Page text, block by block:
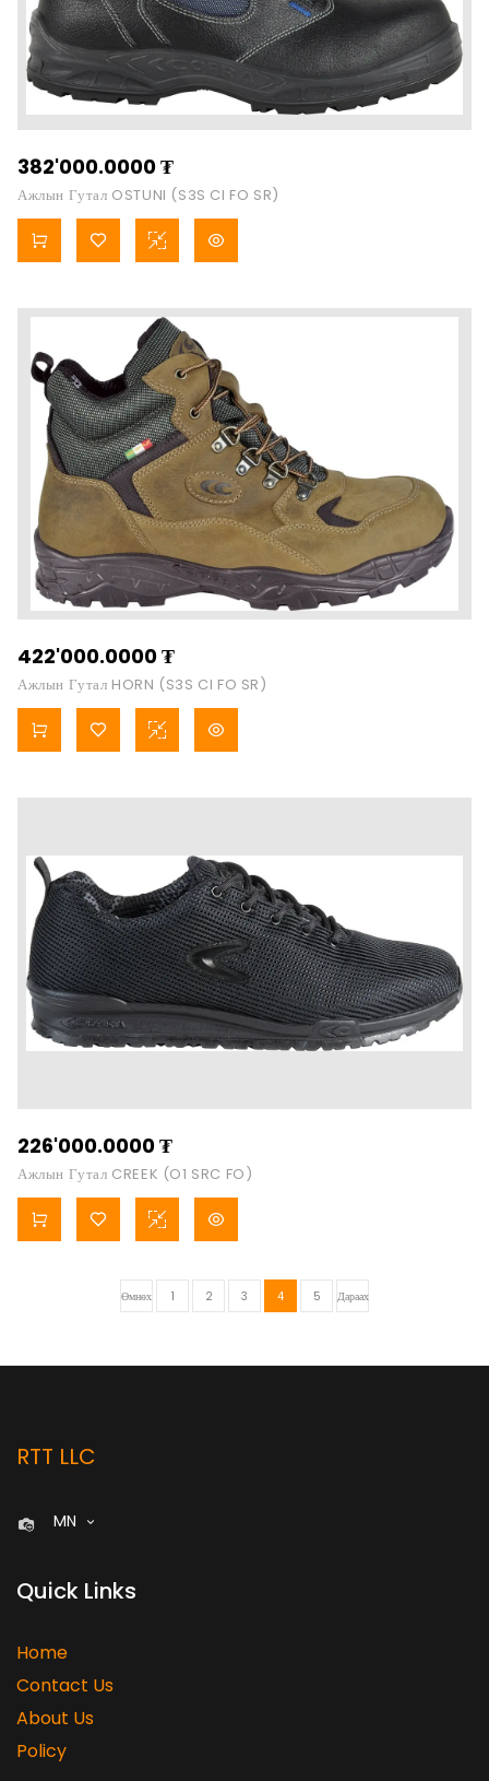
382'000.0000₮
Ажлын Гутал OSTUNI (S3S CI FO SR)
422'000.0000₮
Ажлын Гутал HORN (S3S CI FO SR)
226'000.0000₮
Ажлын Гутал CREEK (O1 SRC FO)
Өмнөх 1 2 3 4 5 Дараах
RTT LLC
MN
Quick Links
Home
Contact Us
About Us
Policy